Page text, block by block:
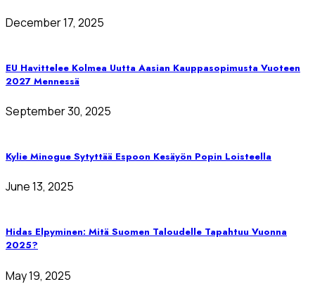
December 17, 2025
EU Havittelee Kolmea Uutta Aasian Kauppasopimusta Vuoteen
2027 Mennessä
September 30, 2025
Kylie Minogue Sytyttää Espoon Kesäyön Popin Loisteella
June 13, 2025
Hidas Elpyminen: Mitä Suomen Taloudelle Tapahtuu Vuonna
2025?
May 19, 2025